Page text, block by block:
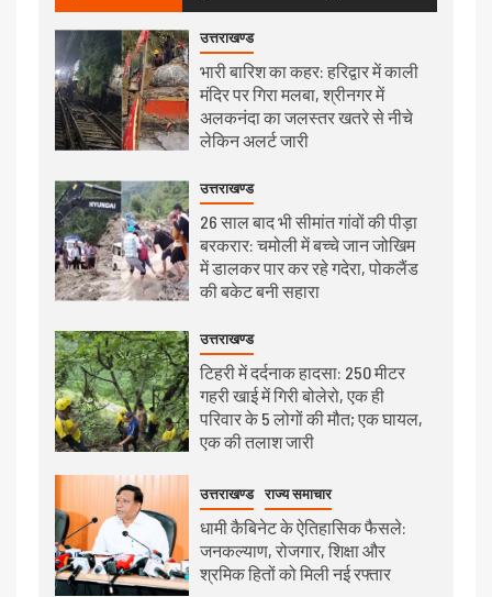
उत्तराखण्ड
भारी बारिश का कहर: हरिद्वार में काली
मंदिर पर गिरा मलबा, श्रीनगर में
अलकनंदा का जलस्तर खतरे से नीचे
लेकिन अलर्ट जारी
उत्तराखण्ड
26 साल बाद भी सीमांत गांवों की पीड़ा
बरकरार: चमोली में बच्चे जान जोखिम
में डालकर पार कर रहे गदेरा, पोकलैंड
की बकेट बनी सहारा
उत्तराखण्ड
टिहरी में दर्दनाक हादसा: 250 मीटर
गहरी खाई में गिरी बोलेरो, एक ही
परिवार के 5 लोगों की मौत; एक घायल,
एक की तलाश जारी
उत्तराखण्ड राज्य समाचार
धामी कैबिनेट के ऐतिहासिक फैसले:
जनकल्याण, रोजगार, शिक्षा और
श्रमिक हितों को मिली नई रफ्तार